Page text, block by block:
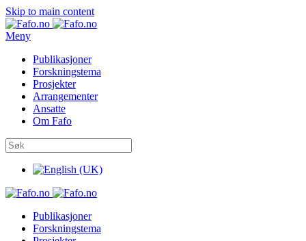
Skip to main content
Meny
Publikasjoner
Forskningstema
Prosjekter
Arrangementer
Ansatte
Om Fafo
Publikasjoner
Forskningstema